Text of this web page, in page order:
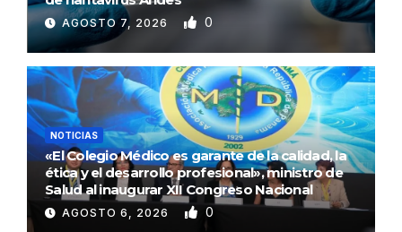
AGOSTO 7, 2026 0
NOTICIAS
«El Colegio Médico es garante de la calidad, la
ética y el desarrollo profesional», ministro de
Salud al inaugurar XII Congreso Nacional
AGOSTO 6, 2026 0